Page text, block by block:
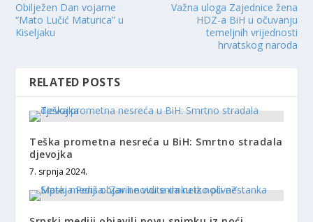
Obilježen Dan vojarne
“Mato Lučić Maturica” u
Kiseljaku
Važna uloga Zajednice žena
HDZ-a BiH u očuvanju
temeljnih vrijednosti
hrvatskog naroda
RELATED POSTS
Teška prometna nesreća u BiH: Smrtno stradala
djevojka
7. srpnja 2024.